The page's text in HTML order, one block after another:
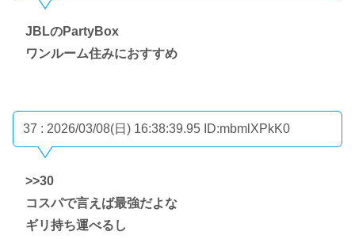
JBLのPartyBox
ワンルーム住みにおすすめ
37 : 2026/03/08(日) 16:38:39.95 ID:mbmlXPkK0
>>30
コスパで言えば最強だよな
ギリ持ち運べるし